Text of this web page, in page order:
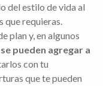
del estilo de vida al
que requieras.
plan y, en algunos
pueden agregar a
con tu
que te pueden